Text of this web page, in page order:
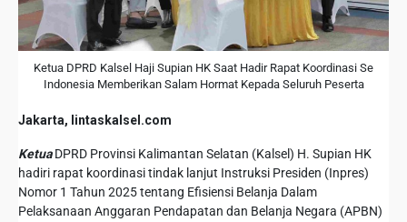
Ketua DPRD Kalsel Haji Supian HK Saat Hadir Rapat Koordinasi Se
Indonesia Memberikan Salam Hormat Kepada Seluruh Peserta
Jakarta, lintaskalsel.com
KetuaDPRD Provinsi Kalimantan Selatan (Kalsel) H. Supian HK
hadiri rapat koordinasi tindak lanjut Instruksi Presiden (Inpres)
Nomor 1 Tahun 2025 tentang Efisiensi Belanja Dalam
Pelaksanaan Anggaran Pendapatan dan Belanja Negara (APBN)